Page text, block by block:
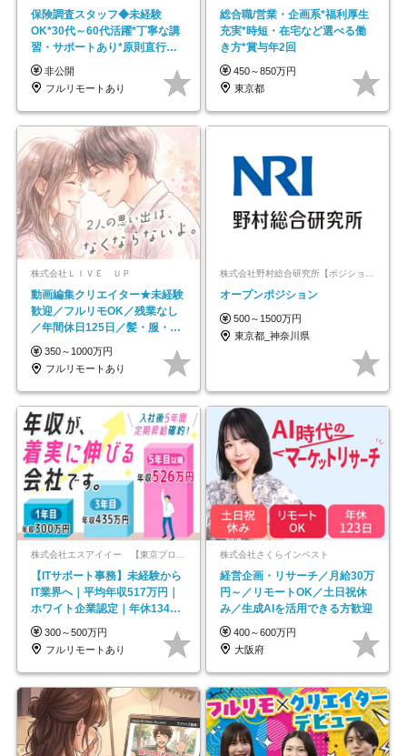
保険調査スタッフ◆未経験
OK*30代～60代活躍*丁寧な講
習・サポートあり*原則直行直
帰／全国募集・業務委託
非公開
フルリモートあり
総合職/営業・企画系*福利厚生
充実*時短・在宅など選べる働
き方*賞与年2回
450～850万円
東京都
株式会社ＬＩＶＥ ＵＰ
動画編集クリエイター★未経験
歓迎／フルリモOK／残業なし
／年間休日125日／髪・服・ネ
イル自由／研修充実で安心
350～1000万円
フルリモートあり
オープンポジション
500～1500万円
東京都_神奈川県
【ITサポート事務】未経験から
IT業界へ｜平均年収517万円｜
ホワイト企業認定｜年休134日
｜リモートOK
300～500万円
フルリモートあり
株式会社さくらインベスト
経営企画・リサーチ／月給30万
円～／リモートOK／土日祝休
み／生成AIを活用できる方歓迎
400～600万円
大阪府